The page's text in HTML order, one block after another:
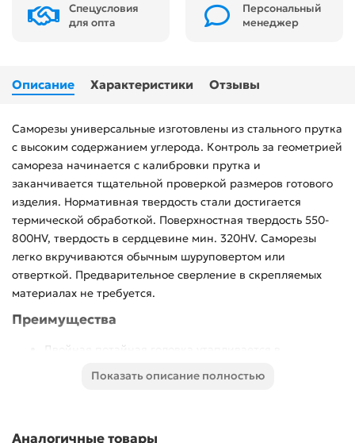
Спецусловия
для опта
Персональный
менеджер
Описание Характеристики Отзывы
Саморезы универсальные изготовлены из стального прутка
с высоким содержанием углерода. Контроль за геометрией
самореза начинается с калибровки прутка и
заканчивается тщательной проверкой размеров готового
изделия. Нормативная твердость стали достигается
термической обработкой. Поверхностная твердость 550-
800HV, твердость в сердцевине мин. 320HV. Саморезы
легко вкручиваются обычным шуруповертом или
отверткой. Предварительное сверление в скрепляемых
материалах не требуется.
Преимущества
Двойная потайная головка утапливается в
Показать описание полностью
Аналогичные товары